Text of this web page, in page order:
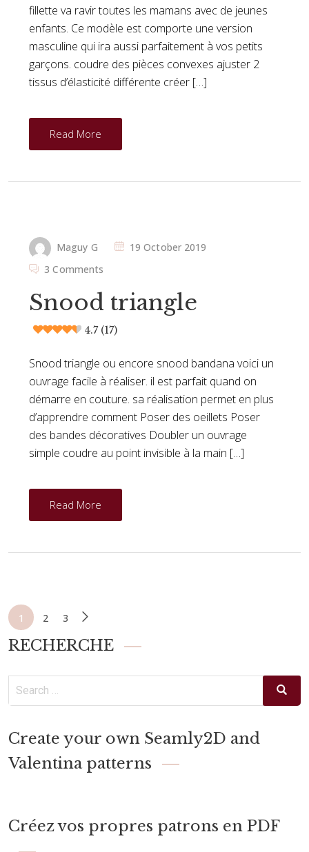
fillette va ravir toutes les mamans avec de jeunes
enfants. Ce modèle est comporte une version
masculine qui ira aussi parfaitement à vos petits
garçons. coudre des pièces convexes ajuster 2
tissus d’élasticité différente créer […]
Read More
Maguy G
19 October 2019
3 Comments
Snood triangle
4.7 (17)
Snood triangle ou encore snood bandana voici un
ouvrage facile à réaliser. il est parfait quand on
démarre en couture. sa réalisation permet en plus
d’apprendre comment Poser des oeillets Poser
des bandes décoratives Doubler un ouvrage
simple coudre au point invisible à la main […]
Read More
1 2 3
RECHERCHE
Create your own Seamly2D and
Valentina patterns
Créez vos propres patrons en PDF